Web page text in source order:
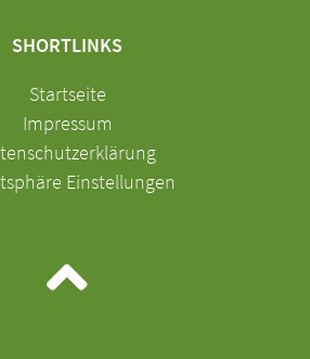
SHORTLINKS
Navigation
überspringen
Startseite
Impressum
Einstellungen